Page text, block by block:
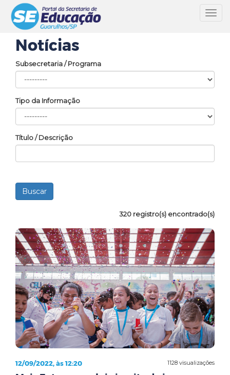
Notícias
Subsecretaria / Programa
Tipo da Informação
Título / Descrição
320 registro(s) encontrado(s)
1128 visualizações
12/09/2022, às 12:20